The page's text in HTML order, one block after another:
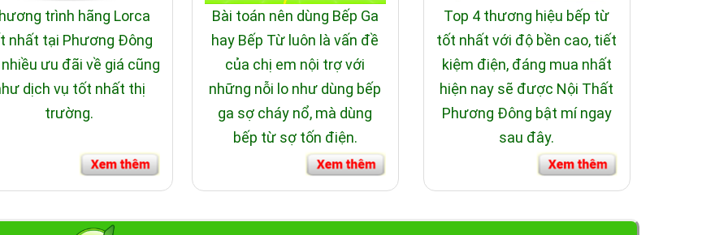
trình hãng Lorca
nhất tại Phương Đông
ưu đãi về giá cũng
dịch vụ tốt nhất thị
trường.
Bài toán nên dùng Bếp Ga
hay Bếp Từ luôn là vấn đề
của chị em nội trợ với
những nỗi lo như dùng bếp
ga sợ cháy nổ, mà dùng
bếp từ sợ tốn điện.
Top 4 thương hiệu bếp từ
tốt nhất với độ bền cao, tiết
kiệm điện, đáng mua nhất
hiện nay sẽ được Nội Thất
Phương Đông bật mí ngay
sau đây.